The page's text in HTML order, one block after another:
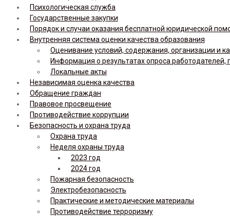
Психологическая служба
Государственные закупки
Порядок и случаи оказания бесплатной юридической
Внутренняя система оценки качества образования
Оценивание условий, содержания, организации и
Информация о результатах опроса
Локальные акты
Независимая оценка качества
Обращение граждан
Правовое просвещение
Противодействие коррупции
Безопасность и охрана труда
Охрана труда
Неделя охраны труда
2023 год
2024 год
Пожарная безопасность
Электробезопасность
Практические и методические материалы
Противодействие терроризму